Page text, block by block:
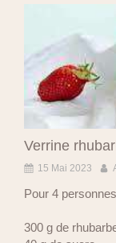
Verrine
15 Mai 2023
Pour 4
300 g de